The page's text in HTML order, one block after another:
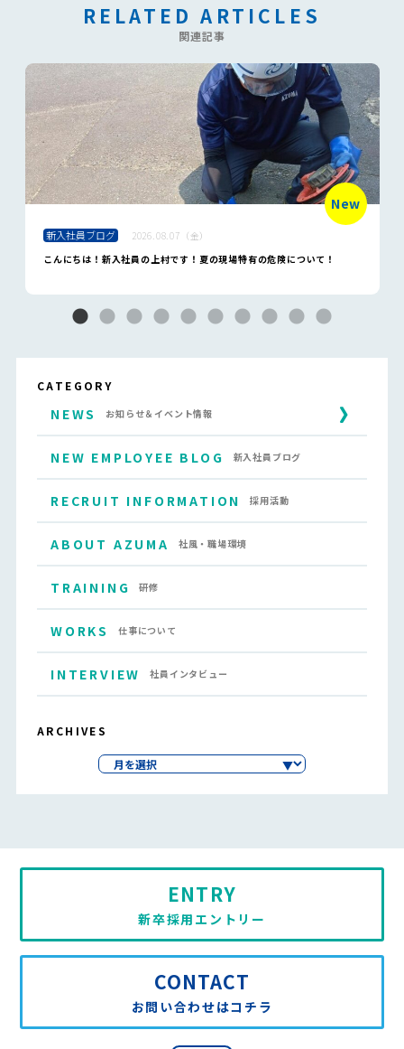
CATEGORY
NEWS お知らせ＆イベント情報
NEW EMPLOYEE BLOG 新入社員ブログ
RECRUIT INFORMATION 採用活動
ABOUT AZUMA 社風・職場環境
TRAINING 研修
WORKS 仕事について
INTERVIEW 社員インタビュー
ARCHIVES
RELATED ARTICLES
関連記事
New
新入社員ブログ
2026.08.07（金）
こんにちは！新入社員の上村です！夏の現場特有の危険について！
CONTACT
お問い合わせはコチラ
ENTRY
新卒採用エントリー